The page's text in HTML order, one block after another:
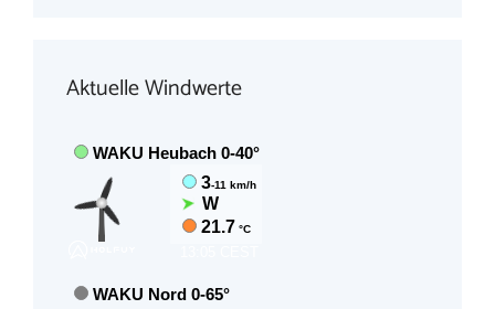
Aktuelle Windwerte